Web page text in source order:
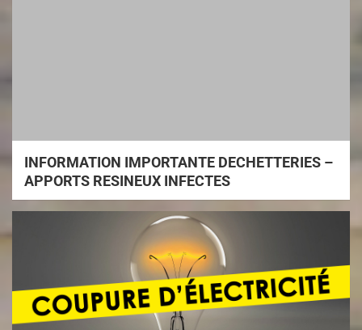
INFORMATION IMPORTANTE DECHETTERIES –
APPORTS RESINEUX INFECTES